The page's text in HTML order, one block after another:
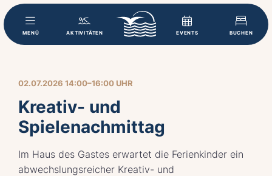
MENÜ AKTIVITÄTEN EVENTS BUCHEN
02.07.2026 14:00–16:00 UHR
Kreativ- und
Spielenachmittag
Im Haus des Gastes erwartet die Ferienkinder ein
abwechslungsreicher Kreativ- und